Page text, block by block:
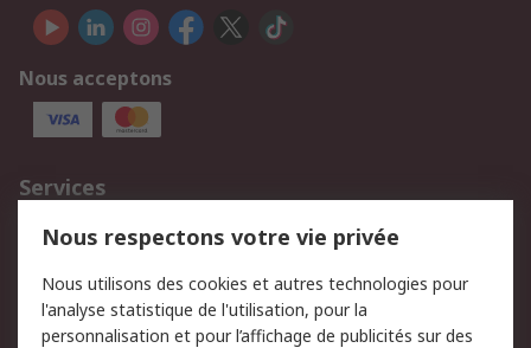
Nous acceptons
Services
750.000 produits
2.500 marques
Retours
Support technique
Track & trace
Nous respectons votre vie privée
Nous utilisons des cookies et autres technologies pour
l'analyse statistique de l'utilisation, pour la
personnalisation et pour l’affichage de publicités sur des